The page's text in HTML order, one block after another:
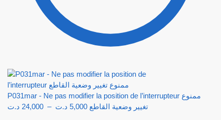
P031mar - Ne pas modifier la position de l’interrupteur ممنوع
تغيير وضعية القاطع 5,000 د.ت –
24,000 د.ت